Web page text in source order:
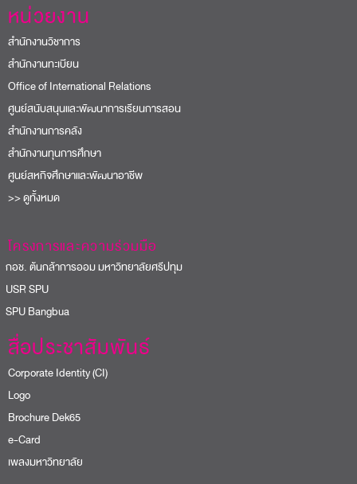
หน่วยงาน
สำนักงานวิชาการ
สำนักงานทะเบียน
Office of International Relations
ศูนย์สนับสนุนและพัฒนาการเรียนการสอน
สำนักงานการคลัง
สำนักงานทุนการศึกษา
ศูนย์สหกิจศึกษาและพัฒนาอาชีพ
>> ดูทั้งหมด
โครงการและความร่วมมือ
ช. ต้นกล้าการออม มหาวิทยาลัยศรีปทุม
SPU
Bangbua
สื่อประชาสัมพันธ์
Corporate Identity (CI)
Logo
Brochure Dek65
e-Card
เพลงมหาวิทยาลัย